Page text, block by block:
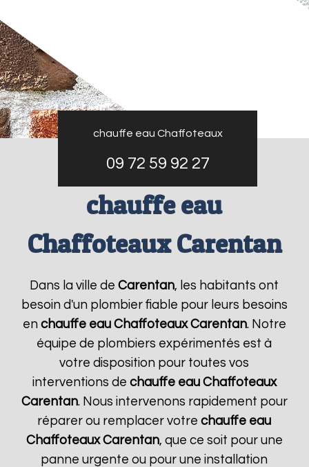
chauffe eau Chaffoteaux
09 72 59 92 27
chauffe eau
Chaffoteaux Carentan
Dans la ville deCarentan, les habitants ont
besoin d'un plombier fiable pour leurs besoins
en chauffe eau Chaffoteaux Carentan. Notre
équipe de plombiers expérimentés est à
votre disposition pour toutes vos
interventions de chauffe eau Chaffoteaux
Carentan. Nous intervenons rapidement pour
réparer ou remplacer votrechauffe eau
Chaffoteaux Carentan, que ce soit pour une
panne urgente ou pour une installation